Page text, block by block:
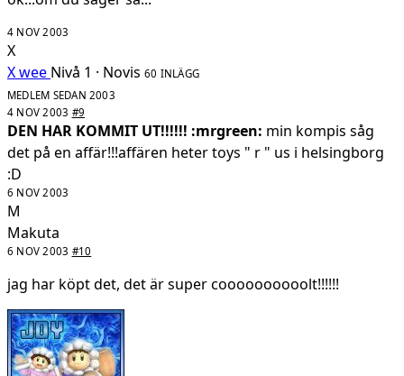
4 NOV 2003
X
X wee Nivå 1 · Novis 60 INLÄGG
MEDLEM SEDAN 2003
4 NOV 2003 #9
DEN HAR KOMMIT UT!!!!!! :mrgreen: min kompis såg
det på en affär!!!affären heter toys " r " us i helsingborg
:D
6 NOV 2003
M
Makuta
6 NOV 2003 #10
jag har köpt det, det är super coooooooooolt!!!!!!